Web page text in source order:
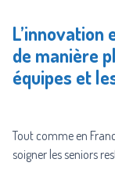
de manière
équipes et
Tout comme en
soigner les seniors